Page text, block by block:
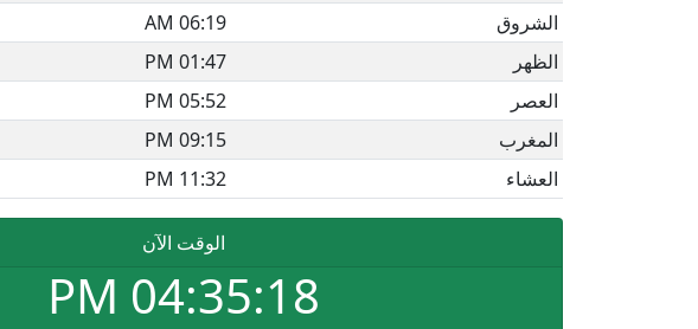
الشروق
06:19 AM
الظهر
01:47 PM
العصر
05:52 PM
المغرب
09:15 PM
العشاء
11:32 PM
الوقت الآن
04:35:18
PM